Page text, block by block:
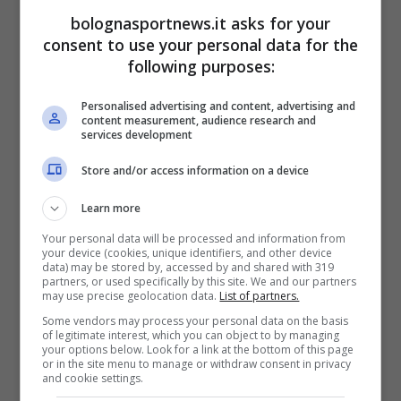
di difesa da affiancare aBremer . Andiamo a
vedere le ultime notizie a riguardo.
Juventus, dalla Germania il
partner di Bremer? Le ultime
notizie a riguardo
Come è noto, la Juve
sta cercando un
difensore centrale di piede mancino che
possa andare ad affiancareBremer. Negli
ultimi giorni si è parlato di tre nomi. Per
Kiwiorl’Arsenalchiede tantissimo e la strada
è in salita, discorso simile anche per
bolognasportnews.it asks for your
consent to use your personal data for the
following purposes:
Personalised advertising and content, advertising and
content measurement, audience research and
services development
Store and/or access information on a device
Learn more
Your personal data will be processed and information from
your device (cookies, unique identifiers, and other device
data) may be stored by, accessed by and shared with 319
partners, or used specifically by this site. We and our partners
may use precise geolocation data. List of partners.
Some vendors may process your personal data on the basis
of legitimate interest, which you can object to by managing
your options below. Look for a link at the bottom of this page
or in the site menu to manage or withdraw consent in privacy
and cookie settings.